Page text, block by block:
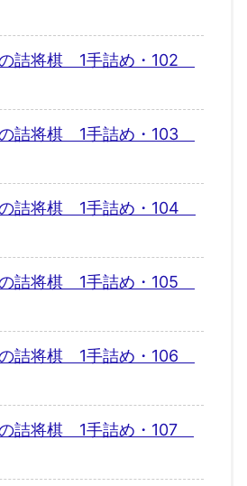
詰将棋 1手詰め・102
詰将棋 1手詰め・103
詰将棋 1手詰め・104
詰将棋 1手詰め・105
詰将棋 1手詰め・106
詰将棋 1手詰め・107